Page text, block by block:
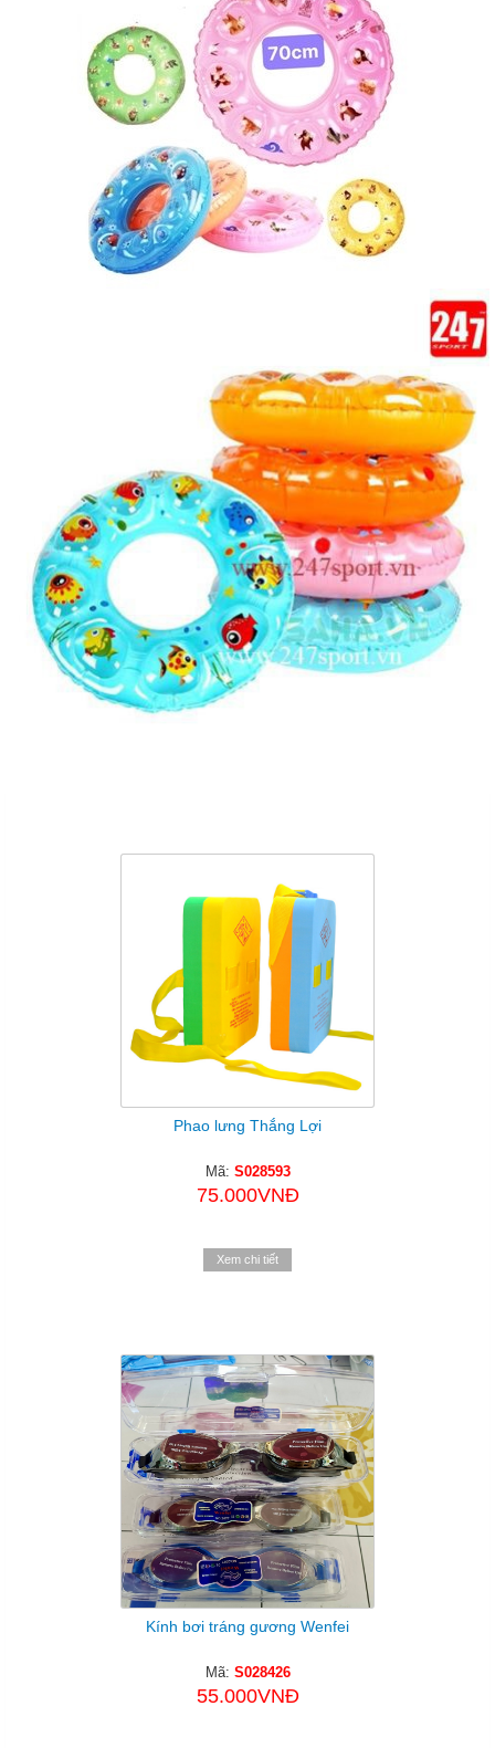
Phao lưng Thắng Lợi
Mã: S028593
75.000VNĐ
Xem chi tiết
Kính bơi tráng gương Wenfei
Mã: S028426
55.000VNĐ